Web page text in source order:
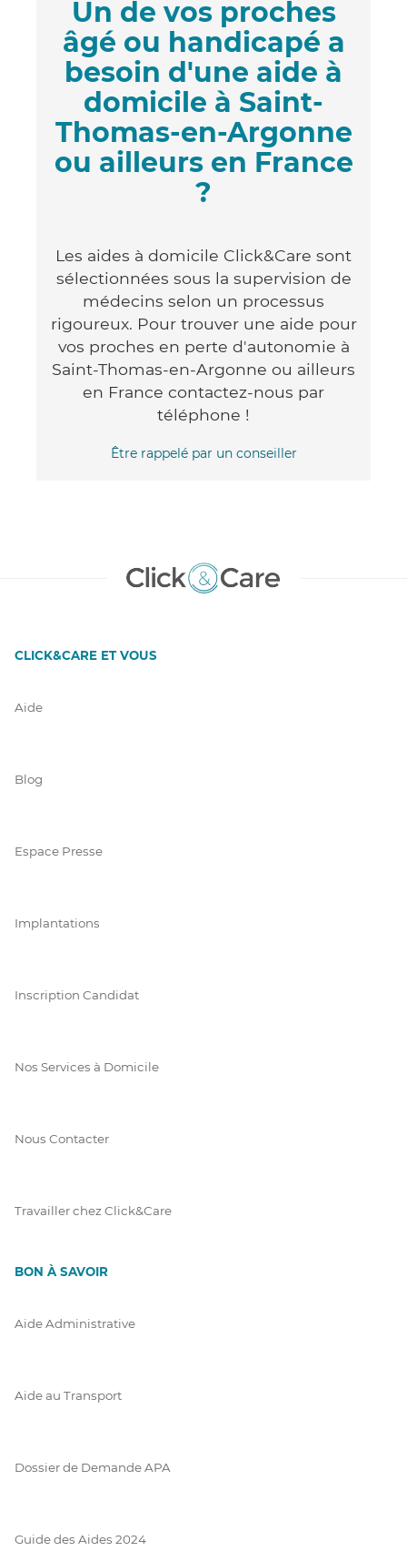
Un de vos proches
âgé ou handicapé a
besoin d'une aide à
domicile à Saint-
Thomas-en-Argonne
ou ailleurs en France
?
Les aides à domicile Click&Care sont
sélectionnées sous la supervision de
médecins selon un processus
rigoureux. Pour trouver une aide pour
vos proches en perte d'autonomie à
Saint-Thomas-en-Argonne ou ailleurs
en France contactez-nous par
téléphone !
Être rappelé par un conseiller
CLICK&CARE ET VOUS
Aide
Blog
Espace Presse
Implantations
Inscription Candidat
Nos Services à Domicile
Nous Contacter
Travailler chez Click&Care
BON À SAVOIR
Aide Administrative
Aide au Transport
Dossier de Demande APA
Guide des Aides 2024